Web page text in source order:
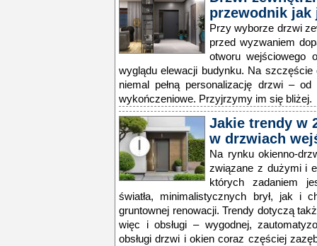
przewodnik jak
Przy wyborze drzwi
przed wyzwaniem
otworu wejściowego
wyglądu elewacji budynku. Na
niemal pełną personalizację drzwi –
wykończeniowe. Przyjrzymy im się bliżej.
Jakie trendy w
w drzwiach
Na rynku okienno-
związane z dużymi i
których zadaniem
światła, minimalistycznych brył, jak i
gruntownej renowacji. Trendy dotyczą
więc i obsługi – wygodnej,
obsługi drzwi i okien coraz częściej